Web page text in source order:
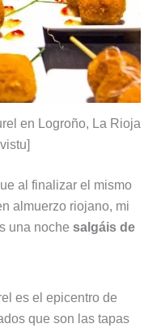
en Logroño, La Rioja
al finalizar el mismo
almuerzo riojano, mi
una noche salgáis de
es el epicentro de
que son las tapas